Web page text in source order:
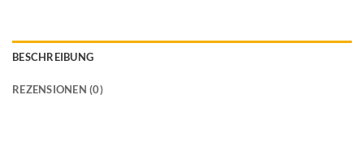
BESCHREIBUNG
REZENSIONEN (0)